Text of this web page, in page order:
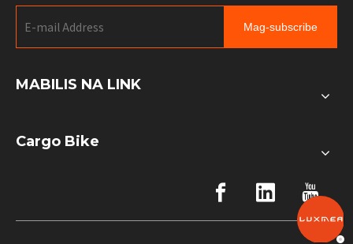
Mag-subscribe
MABILIS NA LINK
Cargo Bike